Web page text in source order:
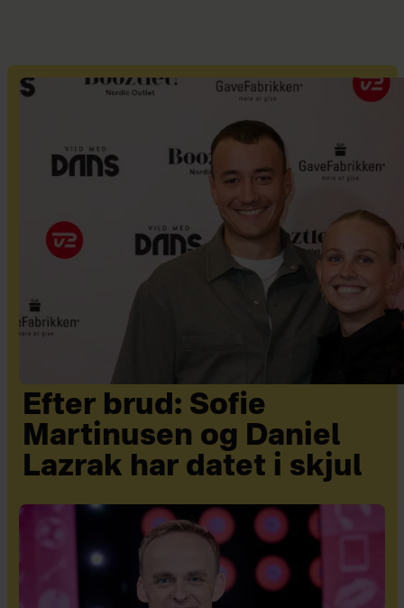
Efter brud: Sofie
Martinusen og Daniel
Lazrak har datet i skjul